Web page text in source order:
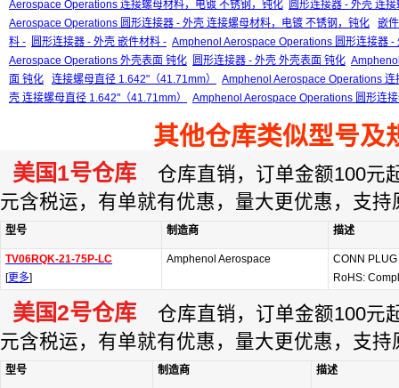
Aerospace Operations 连接螺母材料，电镀 不锈钢，钝化 圆形连接器 - 外壳 连
Aerospace Operations 圆形连接器 - 外壳 连接螺母材料，电镀 不锈钢，钝化
嵌
料 - 圆形连接器 - 外壳 嵌件材料 - Amphenol Aerospace Operations 圆形连接器 -
Aerospace Operations 外壳表面 钝化 圆形连接器 - 外壳 外壳表面 钝化
面 钝化
连接螺母直径 1.642"（41.71mm）
Amphenol Aerospace Operations
壳 连接螺母直径 1.642"（41.71mm）
Amphenol Aerospace Operations 圆形连
其他仓库类似型号及
美国1号仓库 仓库直销，订单金额100元
元含税运，有单就有优惠，量大更优惠，支持
型号 制造商 描述
TV06RQK-21-75P-LC
[更多]
Amphenol Aerospace
CONN
RoHS:
美国2号仓库 仓库直销，订单金额100元
元含税运，有单就有优惠，量大更优惠，支持
型号 制造商 描述